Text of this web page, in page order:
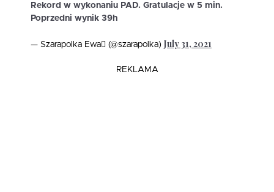
Rekord w wykonaniu PAD. Gratulacje w 5 min.
Poprzedni wynik 39h
— Szarapolka Ewa (@szarapolka) July 31, 2021
REKLAMA